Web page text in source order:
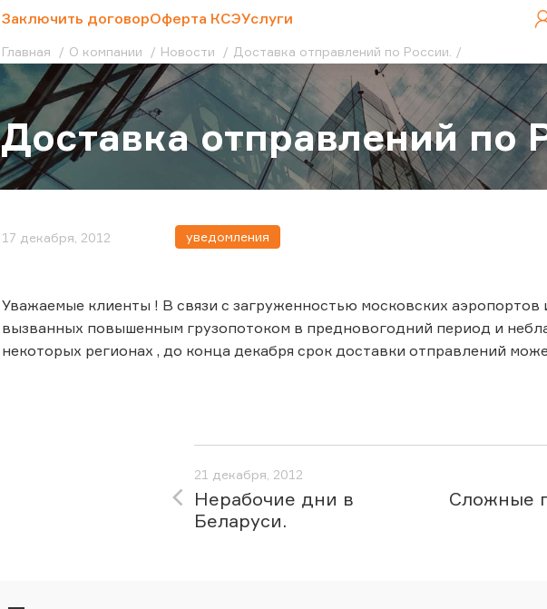
Заключить договорОферта КСЭУслуги
Главная О компании Новости Доставка отправлений по России.
Доставка отправлений по
17 декабря, 2012 уведомления
Уважаемые клиенты ! В связи с загруженностью московских аэропортов
вызванных повышенным грузопотоком в предновогодний период и
некоторых регионах , до конца декабря срок доставки отправлений
21 декабря, 2012
Нерабочие дни в
Беларуси.
Сложные